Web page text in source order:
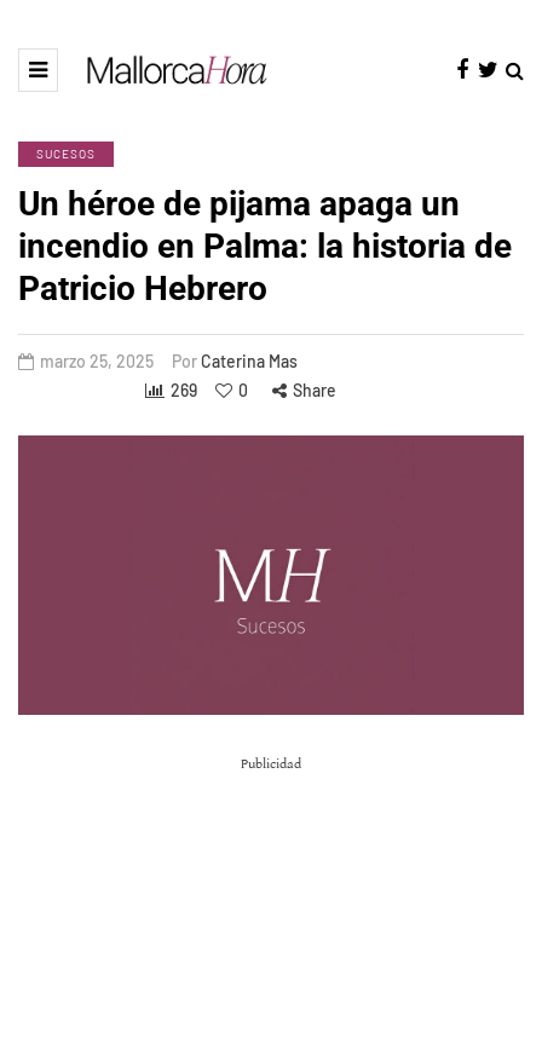
SUCESOS
Un héroe de pijama apaga un
incendio en Palma: la historia de
Patricio Hebrero
marzo 25, 2025 PorCaterina Mas
269
0 Share
Publicidad